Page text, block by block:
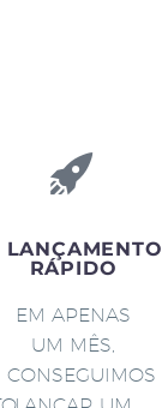
LANÇAMENTO
RÁPIDO
EM APENAS
UM MÊS,
CONSEGUIMOS